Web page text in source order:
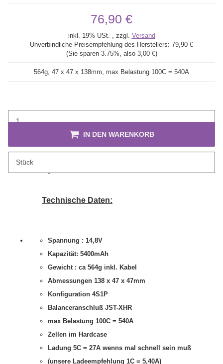
76,90 €
inkl. 19% USt. , zzgl. Versand
Unverbindliche Preisempfehlung des Herstellers: 79,90 €
(Sie sparen 3.75%, also 3,00 €)
564g, 47 x 47 x 138mm, max Belastung 100C = 540A
Stück
IN DEN WARENKORB
Technische Daten:
Spannung : 14,8V
Kapazität: 5400mAh
Gewicht : ca 564g inkl. Kabel
Abmessungen 138 x 47 x 47mm
Konfiguration 4S1P
Balanceranschluß JST-XHR
max Belastung 100C = 540A
Zellen im Hardcase
Ladung 5C = 27A wenns mal schnell sein muß
(unsere Ladeempfehlung 1C = 5,40A)